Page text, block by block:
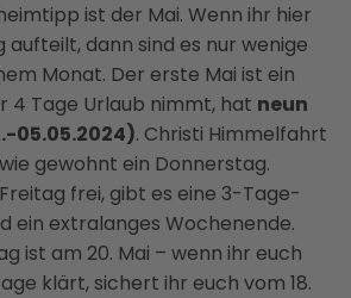
ist der Mai. Wenn ihr hier
aufteilt, dann sind es nur wenige
Monat. Der erste Mai ist ein
4 Tage Urlaub nimmt, hat neun
05.05.2024). Christi Himmelfahrt
gewohnt ein Donnerstag.
frei, gibt es eine 3-Tage-
ein extralanges Wochenende.
ist am 20. Mai – wenn ihr euch
klärt, sichert ihr euch vom 18.